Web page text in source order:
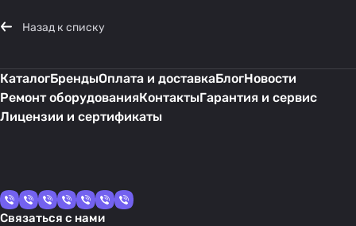
Назад к списку
КаталогБрендыОплата и доставкаБлогНовости
Ремонт оборудованияКонтактыГарантия и сервис
Лицензии и сертификаты
Связаться с нами